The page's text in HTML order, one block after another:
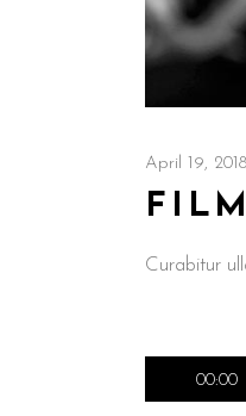
April 19, 2018
Curabitur
Player
00:00